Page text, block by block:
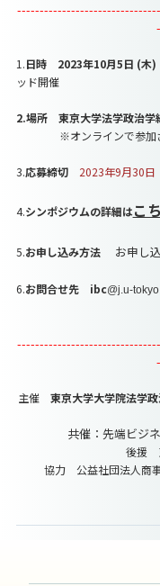
1.日時 2023年10月5日 (木)
ッド開催
2.場所 東京大学法学政治学
※オンラインで参加され
3.応募締切 2023年9月30日
4.シンポジウムの詳細はこ
5.お申し込み方法 お申し
6.お問合せ先 ibc@j.u-
主催 東京大学大学院法学
共催：先端ビジ
後援
協力 公益社団法人商